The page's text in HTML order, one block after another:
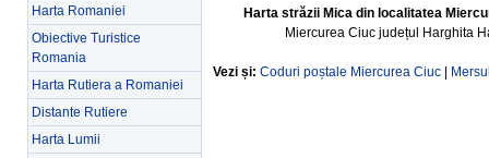
Harta Romaniei
Obiective Turistice
Romania
Harta Rutiera a Romaniei
Distante Rutiere
Harta Lumii
Harta străzii Mica din localitatea
Miercurea Ciuc județul Harghita
Vezi și: Coduri poștale Miercurea Ciuc